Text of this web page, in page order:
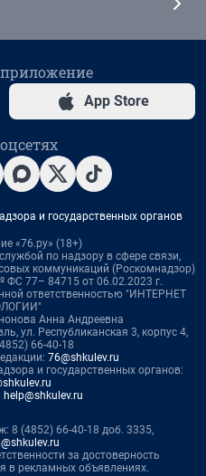
App Store
и государственных органов
«76.ру» (18+)
по надзору в сфере связи,
коммуникаций (Роскомнадзор)
77– 84715 от 06.02.2023 г.
ответственностью "ИНТЕРНЕТ
Анна Андреевна
ул. Республиканская 3, корпус 4,
66-40-18
76@shkulev.ru
и государственных органов:
help@shkulev.ru
8 (4852) 66-40-18 доб. 3335,
за достоверность
в рекламных объявлениях.